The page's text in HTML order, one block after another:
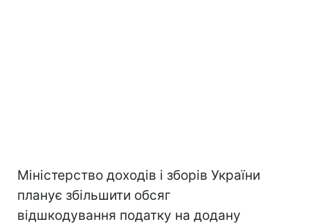
Міністерство доходів і зборів України
планує збільшити обсяг
відшкодування податку на додану